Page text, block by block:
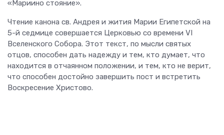
«Мариино стояние».
Чтение канона св. Андрея и жития Марии Египетской на
5-й седмице совершается Церковью со времени VI
Вселенского Собора. Этот текст, по мысли святых
отцов, способен дать надежду и тем, кто думает, что
находится в отчаянном положении, и тем, кто не верит,
что способен достойно завершить пост и встретить
Воскресение Христово.